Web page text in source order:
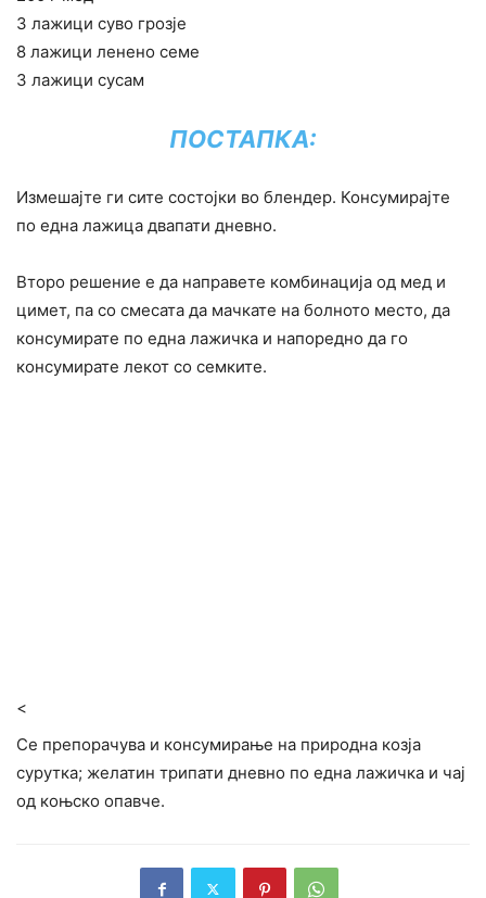
3 лажици суво грозје
8 лажици ленено семе
3 лажици сусам
ПОСТАПКА:
Измешајте ги сите состојки во блендер. Консумирајте
по една лажица двапати дневно.
Второ решение е да направете комбинација од мед и
цимет, па со смесата да мачкате на болното место, да
консумирате по една лажичка и напоредно да го
консумирате лекот со семките.
<
Се препорачува и консумирање на природна козја
сурутка; желатин трипати дневно по една лажичка и чај
од коњско опавче.